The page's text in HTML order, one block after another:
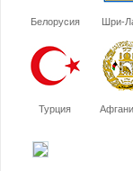
Белорусия Шри-
Турция